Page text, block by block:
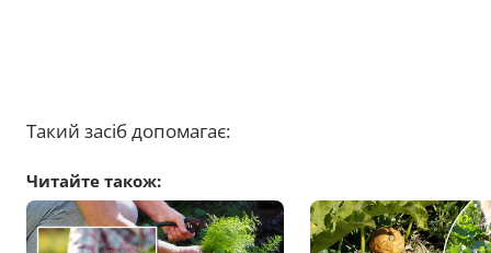
Такий засіб допомагає:
Читайте також: